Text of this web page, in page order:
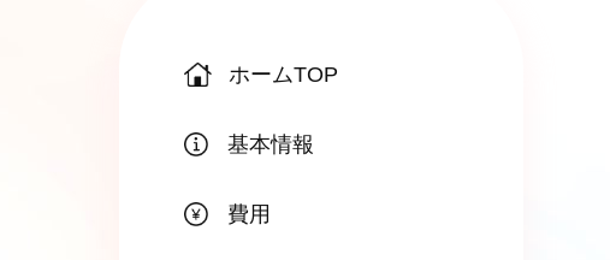
ホームTOP
基本情報
費用